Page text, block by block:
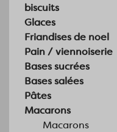
biscuits
Glaces
Friandises de noel
Pain / viennoiserie
Bases sucrées
Bases salées
Pâtes
Macarons
Macarons